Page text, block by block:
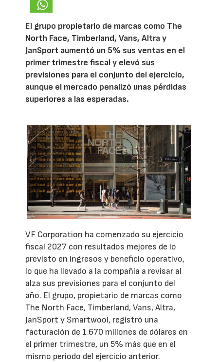
El grupo propietario de marcas como The
North Face, Timberland, Vans, Altra y
JanSport aumentó un 5% sus ventas en el
primer trimestre fiscal y elevó sus
previsiones para el conjunto del ejercicio,
aunque el mercado penalizó unas pérdidas
superiores a las esperadas.
VF Corporation ha comenzado su ejercicio
fiscal 2027 con resultados mejores de lo
previsto en ingresos y beneficio operativo,
lo que ha llevado a la compañía a revisar al
alza sus previsiones para el conjunto del
año. El grupo, propietario de marcas como
The North Face, Timberland, Vans, Altra,
JanSport y Smartwool, registró una
facturación de 1.670 millones de dólares en
el primer trimestre, un 5% más que en el
mismo periodo del ejercicio anterior.